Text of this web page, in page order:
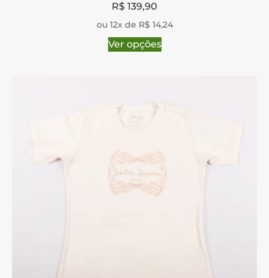
R$ 139,90
ou 12x de R$ 14,24
Ver opções